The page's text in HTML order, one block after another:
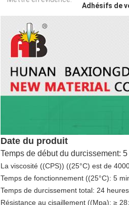
Adhésifs de
Date du produit
Temps de début du durcissement:
La viscosité ((CPS)) ((25°C) est de
Temps de fonctionnement ((25°C): 5
Temps de durcissement total: 24
Résistance au cisaillement ((Mpa): ≥ 28;